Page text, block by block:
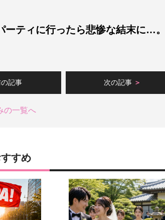
ーティに行ったら悲惨な結末に…。
記事 次の記事
の一覧へ
すめ